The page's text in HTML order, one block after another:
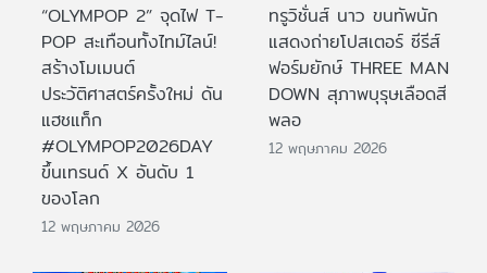
“OLYMPOP 2” จุดไฟ T-
POP สะเทือนทั้งไทม์ไลน์!
สร้างโมเมนต์
ประวัติศาสตร์ครั้งใหม่ ดัน
แฮชแท็ก
#OLYMPOP2026DAY
ขึ้นเทรนด์ X อันดับ 1
ของโลก
12 พฤษภาคม 2026
ทรูวิชั่นส์ นาว ขนทัพนัก
แสดงถ่ายโปสเตอร์ ซีรีส์
ฟอร์มยักษ์ THREE MAN
DOWN สุภาพบุรุษเลือดสี
พลอ
12 พฤษภาคม 2026